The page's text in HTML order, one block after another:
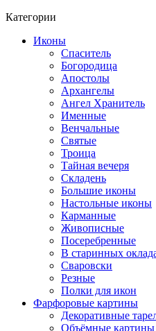
Категории
Иконы
Спаситель
Богородица
Апостолы
Архангелы
Ангел Хранитель
Именные
Венчальные
Святые
Троица
Тайная вечеря
Складень
Большие иконы
Настольные иконы
Карманные
Живописные
Посеребренные
В старинных
Сваровски
Резные
Полки для икон
Фарфоровые картины
Декоративные
Объёмные картины